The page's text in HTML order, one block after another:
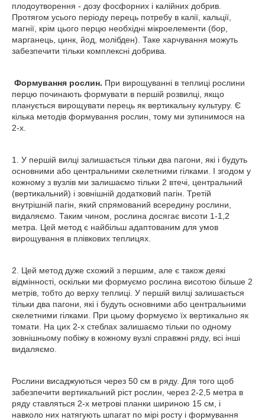
плодоутворення - дозу фосфорних і калійних добрив.
Протягом усього періоду перець потребу в калії, кальції,
магнії, крім цього перцю необхідні мікроелементи (бор,
марганець, цинк, йод, молібден). Таке харчування можуть
забезпечити тільки комплексні добрива.
Формування рослин. При вирощуванні в теплиці рослини
перцю починають формувати в першій розвилці, якщо
планується вирощувати перець як вертикальну культуру. Є
кілька методів формування рослин, тому ми зупинимося на
2-х.
1. У першій вилці залишається тільки два пагони, які і будуть
основними або центральними скелетними гілками. І згодом у
кожному з вузлів ми залишаємо тільки 2 втечі, центральний
(вертикальний) і зовнішній додатковий пагін. Третій
внутрішній пагін, який спрямований всередину рослини,
видаляємо. Таким чином, рослина досягає висоти 1-1,2
метра. Цей метод є найбільш адаптованим для умов
вирощування в плівкових теплицях.
2. Цей метод дуже схожий з першим, але є також деякі
відмінності, оскільки ми формуємо рослина висотою більше 2
метрів, тобто до верху теплиці. У першій вилці залишається
тільки два пагони, які і будуть основними або центральними
скелетними гілками. При цьому формуємо їх вертикально як
томати. На цих 2-х стеблах залишаємо тільки по одному
зовнішньому побіжу в кожному вузлі справжні ряду, всі інші
видаляємо.
Рослини висаджуються через 50 см в ряду. Для того щоб
забезпечити вертикальний ріст рослин, через 2-2,5 метра в
ряду ставляться 2-х метрові планки шириною 15 см, і
навколо них натягують шпагат по мірі росту і формування